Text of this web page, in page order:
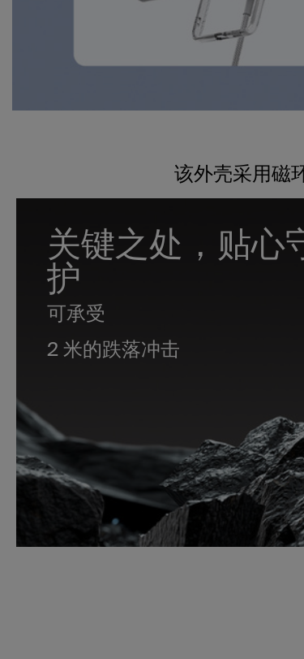
该外壳采用磁
关键之处，贴心
护
可承受
2 米的跌落冲击